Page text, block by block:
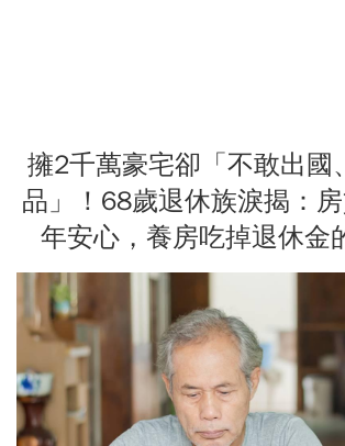
擁2千萬豪宅卻「不敢出國
品」！68歲退休族淚揭：
年安心，養房吃掉退休金